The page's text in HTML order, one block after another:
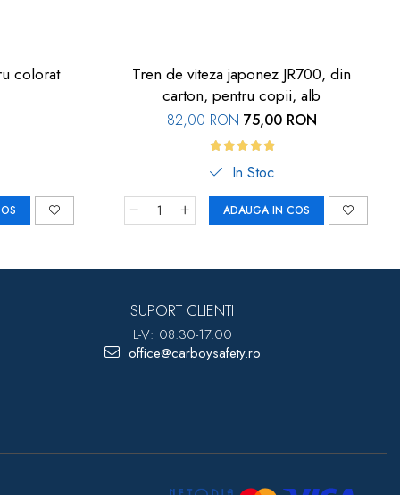
colorat
Tren de viteza japonez JR700, din
carton, pentru copii, alb
82,00 RON75,00 RON
In Stoc
ADAUGA IN COS
SUPORT CLIENTI
L-V: 08.30-17.00
office@carboysafety.ro